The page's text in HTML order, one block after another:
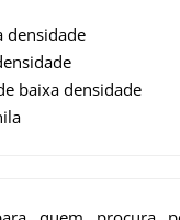
densidade
baixa densidade